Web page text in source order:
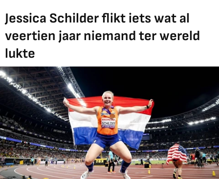
Jessica Schilder flikt iets wat al
veertien jaar niemand ter wereld
lukte